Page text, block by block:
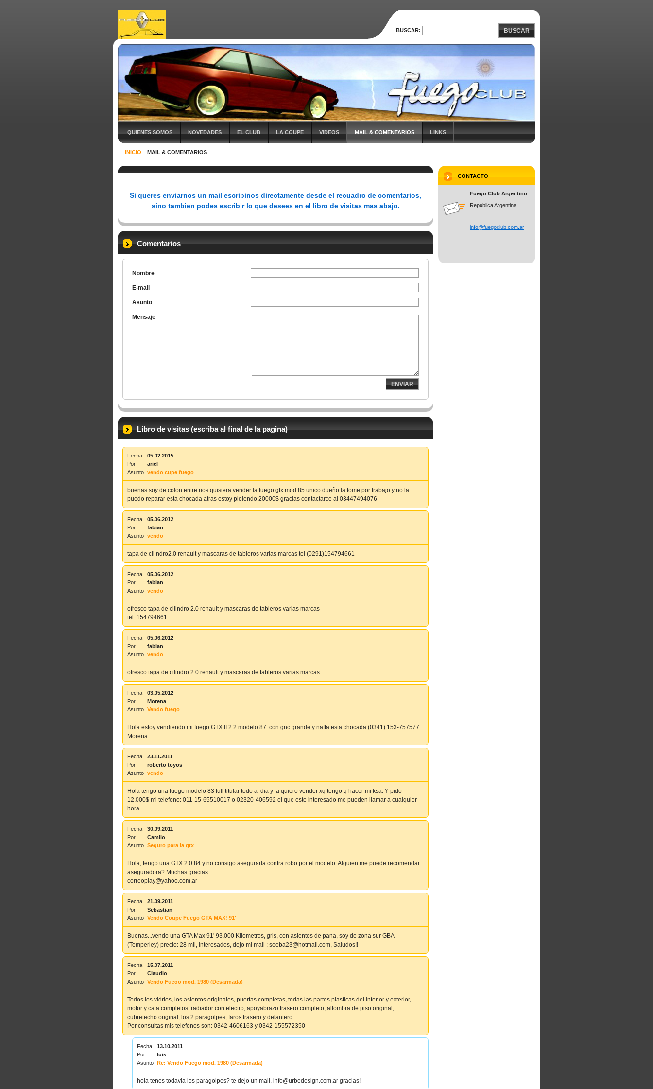
QUIENES SOMOS NOVEDADES EL CLUB LA COUPE VIDEOS MAIL & COMENTARIOS LINKS
INICIO MAIL & COMENTARIOS
Si queres enviarnos un mail escribinos directamente desde el recuadro de comentarios,
sino tambien podes escribir lo que desees en el libro de visitas mas abajo.
Comentarios
Nombre
E-mail
Asunto
Mensaje
ENVIAR
Libro de visitas (escriba al final de la pagina)
Fecha
05.02.2015
Por
ariel
Asunto vendo cupe fuego
buenas soy de colon entre rios quisiera vender la fuego gtx mod 85 unico dueño la tome por trabajo y no la
puedo reparar esta chocada atras estoy pidiendo 20000$ gracias contactarce al 03447494076
Fecha
05.06.2012
Por
fabian
Asunto vendo
tapa de cilindro2.0 renault y mascaras de tableros varias marcas tel (0291)154794661
Fecha
05.06.2012
Por
fabian
Asunto vendo
ofresco tapa de cilindro 2.0 renault y mascaras de tableros varias marcas
tel: 154794661
Fecha
05.06.2012
Por
fabian
Asunto vendo
ofresco tapa de cilindro 2.0 renault y mascaras de tableros varias marcas
Fecha
03.05.2012
Por
Morena
Asunto Vendo fuego
Hola estoy vendiendo mi fuego GTX II 2.2 modelo 87. con gnc grande y nafta esta chocada (0341) 153-757577.
Morena
Fecha
23.11.2011
Por
roberto toyos
Asunto vendo
Hola tengo una fuego modelo 83 full titular todo al dia y la quiero vender xq tengo q hacer mi ksa. Y pido
12.000$ mi telefono: 011-15-65510017 o 02320-406592 el que este interesado me pueden llamar a cualquier
hora
Fecha
30.09.2011
Por
Camilo
Asunto Seguro para la gtx
Hola, tengo una GTX 2.0 84 y no consigo asegurarla contra robo por el modelo. Alguien me puede recomendar
aseguradora? Muchas gracias.
correoplay@yahoo.com.ar
Fecha
21.09.2011
Por
Sebastian
Asunto Vendo Coupe Fuego GTA MAX! 91'
Buenas...vendo una GTA Max 91' 93.000 Kilometros, gris, con asientos de pana, soy de zona sur GBA
(Temperley) precio: 28 mil, interesados, dejo mi mail : seeba23@hotmail.com, Saludos!!
Fecha
15.07.2011
Por
Claudio
Asunto Vendo Fuego mod. 1980 (Desarmada)
Todos los vidrios, los asientos originales, puertas completas, todas las partes plasticas del interior y exterior,
motor y caja completos, radiador con electro, apoyabrazo trasero completo, alfombra de piso original,
cubretecho original, los 2 paragolpes, faros trasero y delantero.
Por consultas mis telefonos son: 0342-4606163 y 0342-155572350
Fecha
13.10.2011
Por
luis
Asunto Re: Vendo Fuego mod. 1980 (Desarmada)
hola tenes todavia los paragolpes? te dejo un mail. info@urbedesign.com.ar gracias!
CONTACTO
Fuego Club Argentino
Republica Argentina
info@fuegoclub.com.ar
BUSCAR: BUSCAR